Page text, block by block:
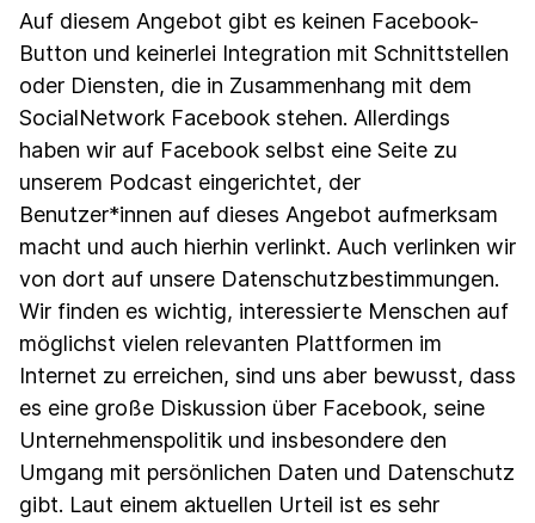
Auf diesem Angebot gibt es keinen Facebook-
Button und keinerlei Integration mit Schnittstellen
oder Diensten, die in Zusammenhang mit dem
SocialNetwork Facebook stehen. Allerdings
haben wir auf Facebook selbst eine Seite zu
unserem Podcast eingerichtet, der
Benutzer*innen auf dieses Angebot aufmerksam
macht und auch hierhin verlinkt. Auch verlinken wir
von dort auf unsere Datenschutzbestimmungen.
Wir finden es wichtig, interessierte Menschen auf
möglichst vielen relevanten Plattformen im
Internet zu erreichen, sind uns aber bewusst, dass
es eine große Diskussion über Facebook, seine
Unternehmenspolitik und insbesondere den
Umgang mit persönlichen Daten und Datenschutz
gibt. Laut einem aktuellen Urteil ist es sehr